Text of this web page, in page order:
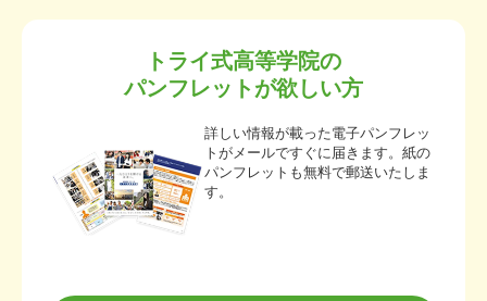
トライ式高等学院の
パンフレットが欲しい方
詳しい情報が載った電子パンフレッ
トがメールですぐに届きます。紙の
パンフレットも無料で郵送いたしま
す。